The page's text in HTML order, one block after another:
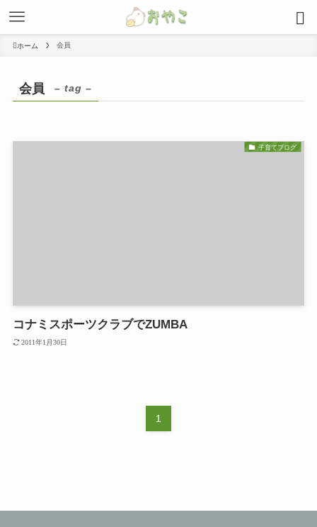
ホーム 会員
会員 – tag –
子育てブログ
コナミスポーツクラブでZUMBA
2011年1月30日
1